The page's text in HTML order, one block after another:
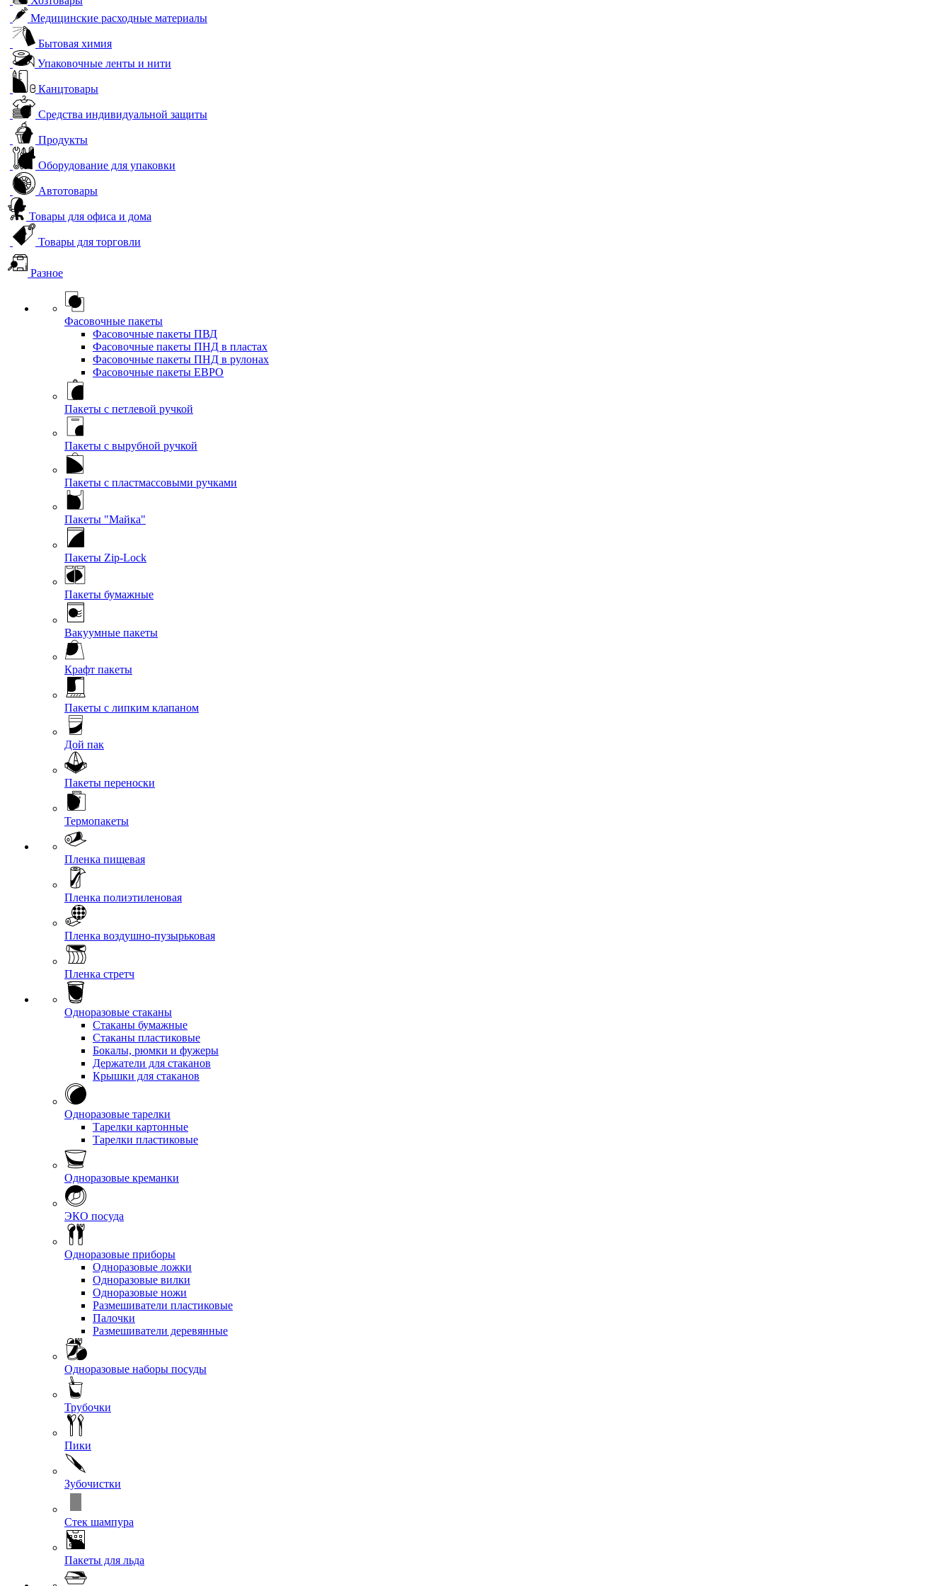
Медицинские расходные материалы
Бытовая химия
Упаковочные ленты и нити
Канцтовары
Средства индивидуальной защиты
Продукты
Оборудование для упаковки
Автотовары
Товары для офиса и дома
Товары для торговли
Разное
Фасовочные пакеты
Фасовочные пакеты ПВД
Фасовочные пакеты ПНД в пластах
Фасовочные пакеты ПНД в рулонах
Фасовочные пакеты ЕВРО
Пакеты с петлевой ручкой
Пакеты с вырубной ручкой
Пакеты с пластмассовыми ручками
Пакеты "Майка"
Пакеты Zip-Lock
Пакеты бумажные
Вакуумные пакеты
Крафт пакеты
Пакеты с липким клапаном
Дой пак
Пакеты переноски
Термопакеты
Пленка пищевая
Пленка полиэтиленовая
Пленка воздушно-пузырьковая
Пленка стретч
Одноразовые стаканы
Стаканы бумажные
Стаканы пластиковые
Бокалы, рюмки и фужеры
Держатели для стаканов
Крышки для стаканов
Одноразовые тарелки
Тарелки картонные
Тарелки пластиковые
Одноразовые креманки
ЭКО посуда
Одноразовые приборы
Одноразовые ложки
Одноразовые вилки
Одноразовые ножи
Размешиватели пластиковые
Палочки
Размешиватели деревянные
Одноразовые наборы посуды
Трубочки
Пики
Зубочистки
Стек шампура
Пакеты для льда